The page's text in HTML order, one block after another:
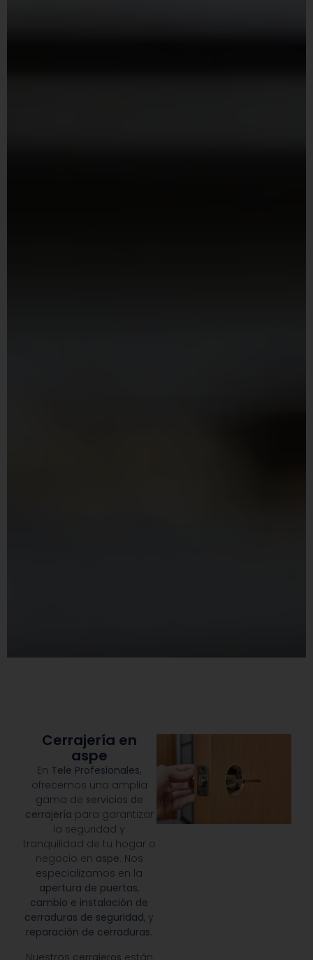
Cerrajería en
aspe
En Tele Profesionales,
ofrecemos una amplia
gama de servicios de
cerrajería para garantizar
la seguridad y
tranquilidad de tu hogar o
negocio en aspe. Nos
especializamos en la
apertura de puertas,
cambio e instalación de
cerraduras de seguridad, y
reparación de cerraduras.
Nuestros cerrajeros están